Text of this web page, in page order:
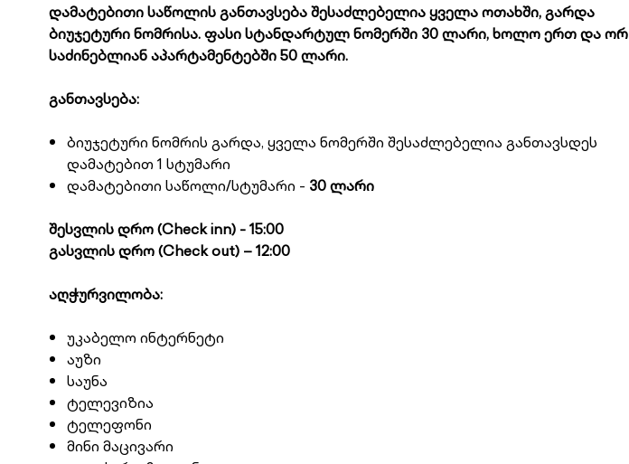
დამატებითი საწოლის განთავსება შესაძლებელია ყველა ოთახში, გარდა
ბიუჯეტური ნომრისა. ფასი სტანდარტულ ნომერში 30 ლარი, ხოლო ერთ და ორ
საძინებლიან აპარტამენტებში 50 ლარი.
განთავსება:
ბიუჯეტური ნომრის გარდა, ყველა ნომერში შესაძლებელია განთავსდეს
დამატებით 1 სტუმარი
დამატებითი საწოლი/სტუმარი - 30 ლარი
შესვლის დრო (Check inn) - 15:00
გასვლის დრო (Check out) – 12:00
აღჭურვილობა:
უკაბელო ინტერნეტი
აუზი
საუნა
ტელევიზია
ტელეფონი
მინი მაცივარი